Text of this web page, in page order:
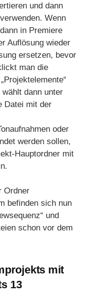
und dann
Wenn
in Premiere
Auflösung wieder
ersetzen, bevor
man die
dann unter
Datei mit der
oder
werden sollen,
Hauptordner mit
Ordner
befinden sich nun
und
schon vor dem
mit
13